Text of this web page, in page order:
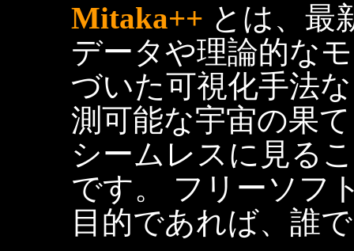
Mitaka++ とは、最
データや理論的な
づいた可視化手法
測可能な宇宙の果
シームレスに見る
です。 フリーソフ
目的であれば、誰